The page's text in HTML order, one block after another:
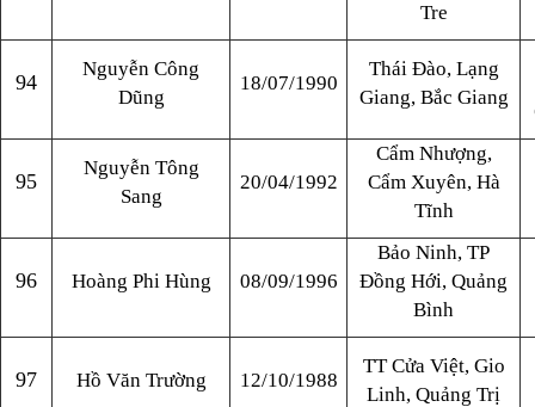
Tre
94
Nguyễn Công
Dũng
18/07/1990
Thái Đào, Lạng
Giang, Bắc Giang
95
Nguyễn Tông
Sang
20/04/1992
Cẩm Nhượng,
Cẩm Xuyên, Hà
Tĩnh
96 Hoàng Phi Hùng 08/09/1996
Bảo Ninh, TP
Đồng Hới, Quảng
Bình
97 Hồ Văn Trường 12/10/1988
TT Cửa Việt, Gio
Linh, Quảng Trị